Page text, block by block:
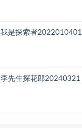
我是探索者2022010401
李先生探花郎20240321